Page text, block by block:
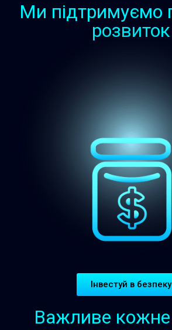
Ми підтримуємо
розвиток
Інвестуй в безпеку
Важливе